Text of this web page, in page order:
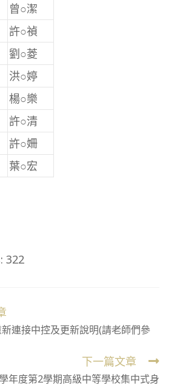
曾○潔
許○禎
劉○菱
洪○婷
楊○樂
許○清
許○姍
葉○宏
322
連接中控及更新說明(請老師們參
下一篇文章
年度第2學期高級中等學校集中式身